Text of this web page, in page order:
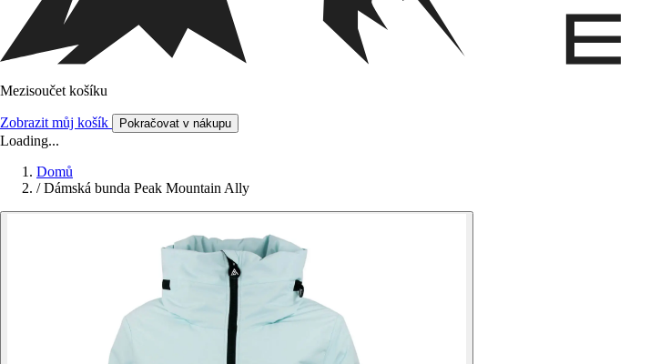
Mezisoučet košíku
Zobrazit můj košík Pokračovat v nákupu
Loading...
Domů
/ Dámská bunda Peak Mountain Ally